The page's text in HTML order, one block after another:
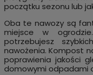
początku sezonu lub
Oba te nawozy są
miejsce w
potrzebujesz
nawożenia. Kompost
poprawienia jakości
domowymi odpadami